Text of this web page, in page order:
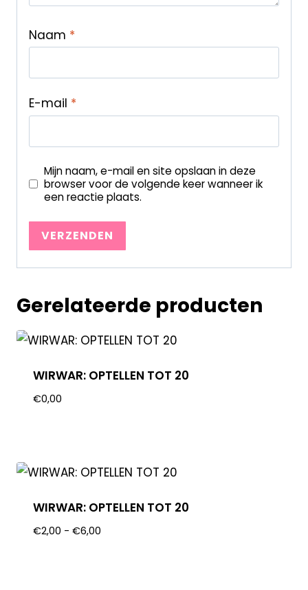
Naam *
E-mail *
Mijn naam, e-mail en site opslaan in deze
browser voor de volgende keer wanneer ik
een reactie plaats.
Gerelateerde producten
WIRWAR: OPTELLEN TOT 20
€0,00
WIRWAR: OPTELLEN TOT 20
€2,00 - €6,00